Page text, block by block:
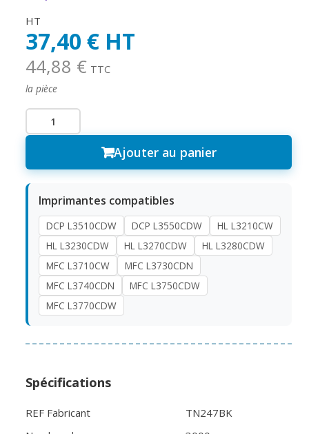
HT
37,40 € HT
44,88 € TTC
la pièce
Ajouter au panier
Imprimantes compatibles
DCP L3510CDW DCP L3550CDW
HL L3210CW
HL L3230CDW
HL L3270CDW
HL L3280CDW
MFC L3710CW
MFC L3730CDN
MFC L3740CDN
MFC L3750CDW
MFC L3770CDW
Spécifications
REF Fabricant
TN247BK